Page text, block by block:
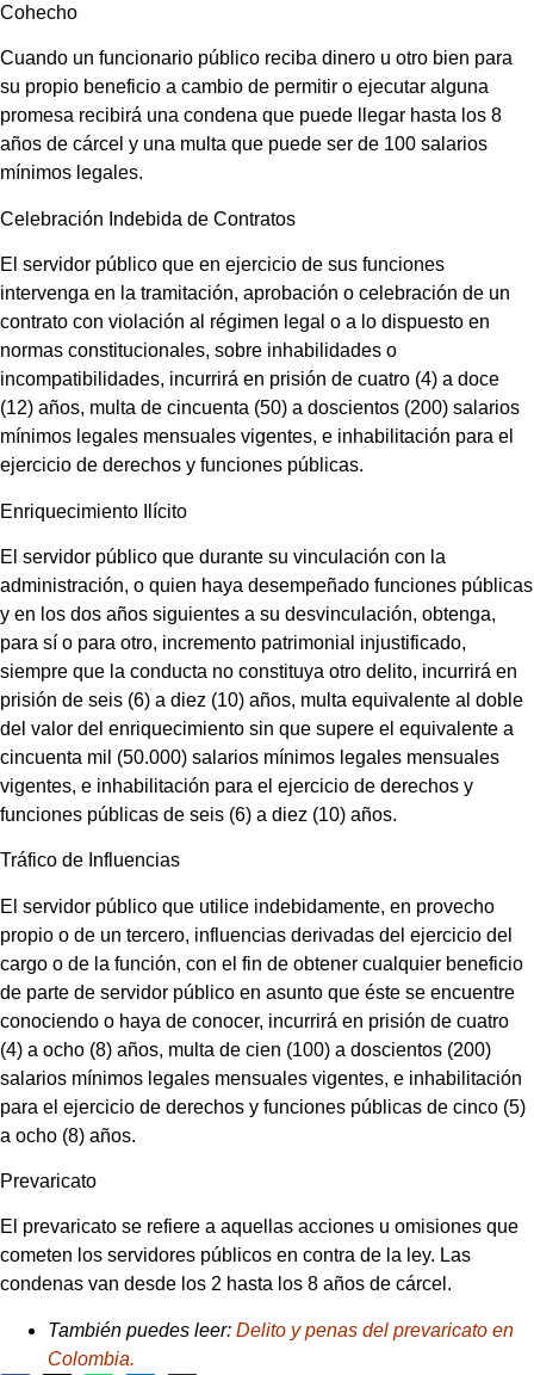
Cohecho
Cuando un funcionario público reciba dinero u otro bien para
su propio beneficio a cambio de permitir o ejecutar alguna
promesa recibirá una condena que puede llegar hasta los 8
años de cárcel y una multa que puede ser de 100 salarios
mínimos legales.
Celebración Indebida de Contratos
El servidor público que en ejercicio de sus funciones
intervenga en la tramitación, aprobación o celebración de un
contrato con violación al régimen legal o a lo dispuesto en
normas constitucionales, sobre inhabilidades o
incompatibilidades, incurrirá en prisión de cuatro (4) a doce
(12) años, multa de cincuenta (50) a doscientos (200) salarios
mínimos legales mensuales vigentes, e inhabilitación para el
ejercicio de derechos y funciones públicas.
Enriquecimiento Ilícito
El servidor público que durante su vinculación con la
administración, o quien haya desempeñado funciones públicas
y en los dos años siguientes a su desvinculación, obtenga,
para sí o para otro, incremento patrimonial injustificado,
siempre que la conducta no constituya otro delito, incurrirá en
prisión de seis (6) a diez (10) años, multa equivalente al doble
del valor del enriquecimiento sin que supere el equivalente a
cincuenta mil (50.000) salarios mínimos legales mensuales
vigentes, e inhabilitación para el ejercicio de derechos y
funciones públicas de seis (6) a diez (10) años.
Tráfico de Influencias
El servidor público que utilice indebidamente, en provecho
propio o de un tercero, influencias derivadas del ejercicio del
cargo o de la función, con el fin de obtener cualquier beneficio
de parte de servidor público en asunto que éste se encuentre
conociendo o haya de conocer, incurrirá en prisión de cuatro
(4) a ocho (8) años, multa de cien (100) a doscientos (200)
salarios mínimos legales mensuales vigentes, e inhabilitación
para el ejercicio de derechos y funciones públicas de cinco (5)
a ocho (8) años.
Prevaricato
El prevaricato se refiere a aquellas acciones u omisiones que
cometen los servidores públicos en contra de la ley. Las
condenas van desde los 2 hasta los 8 años de cárcel.
También puedes leer: Delito y penas del prevaricato en
Colombia.